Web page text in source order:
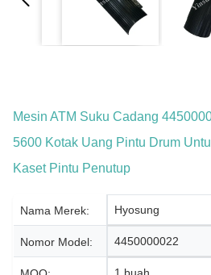
Mesin ATM Suku Cadang
5600 Kotak Uang Pintu Drum
Kaset Pintu Penutup
Nama Merek: Hyosung
Nomor Model: 4450000022